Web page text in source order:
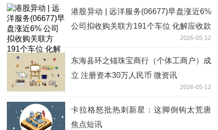
港股异动 | 远洋服务(06677)早盘涨近6%
公司拟收购关联方191个车位 化解应收款
2026-05-12
东海县环之锚珠宝商行（个体工商户）成
立 注册资本30万人民币 微资讯
2026-05-12
卡拉格怒批热刺新星：这脚倒钩太荒唐
焦点短讯